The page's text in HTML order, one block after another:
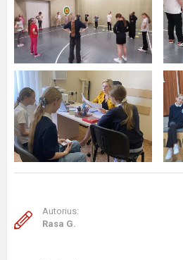
Autorius:
Rasa G.